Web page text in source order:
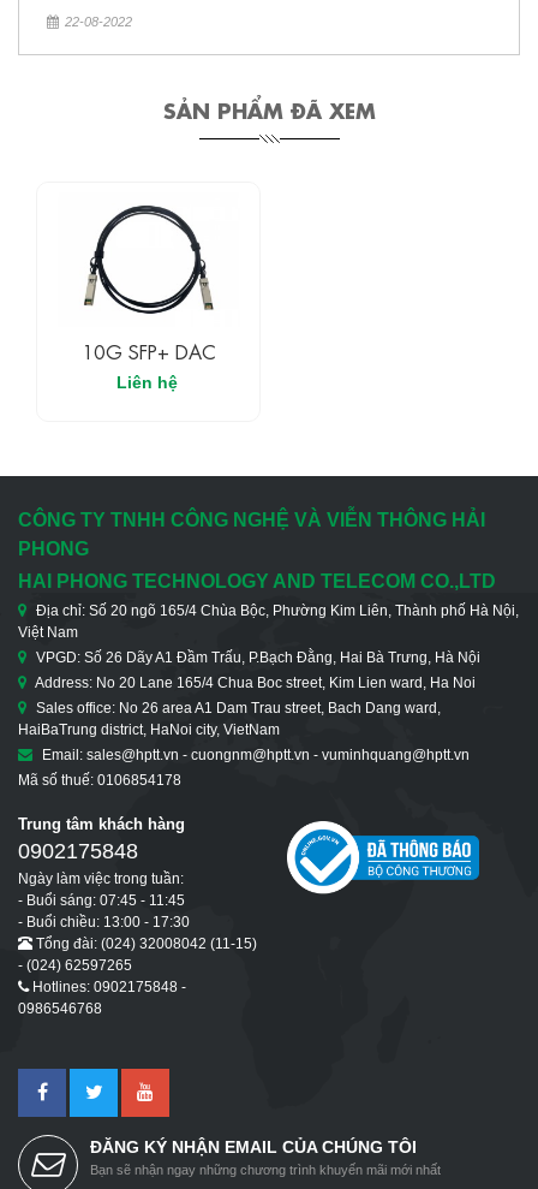
22-08-2022
SẢN PHẨM ĐÃ XEM
10G SFP+ DAC
Liên hệ
CÔNG TY TNHH CÔNG NGHỆ VÀ VIỄN THÔNG HẢI
PHONG
HAI PHONG TECHNOLOGY AND TELECOM CO.,LTD
Địa chỉ: Số 20 ngõ 165/4 Chùa Bộc, Phường Kim Liên, Thành phố Hà Nội,
Việt Nam
VPGD: Số 26 Dãy A1 Đầm Trấu, P.Bạch Đằng, Hai Bà Trưng, Hà Nội
Address: No 20 Lane 165/4 Chua Boc street, Kim Lien ward, Ha Noi
Sales office: No 26 area A1 Dam Trau street, Bach Dang ward,
HaiBaTrung district, HaNoi city, VietNam
Email: sales@hptt.vn - cuongnm@hptt.vn - vuminhquang@hptt.vn
Mã số thuế: 0106854178
Trung tâm khách hàng
0902175848
Ngày làm việc trong tuần:
- Buổi sáng: 07:45 - 11:45
- Buổi chiều: 13:00 - 17:30
Tổng đài: (024) 32008042 (11-15)
- (024) 62597265
Hotlines: 0902175848 -
0986546768
ĐĂNG KÝ NHẬN EMAIL CỦA CHÚNG TÔI
Bạn sẽ nhận ngay những chương trình khuyến mãi mới nhất